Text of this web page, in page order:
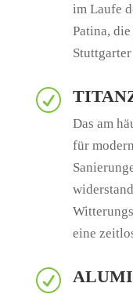
im Laufe
Patina,
R
Das am
für
eine
R